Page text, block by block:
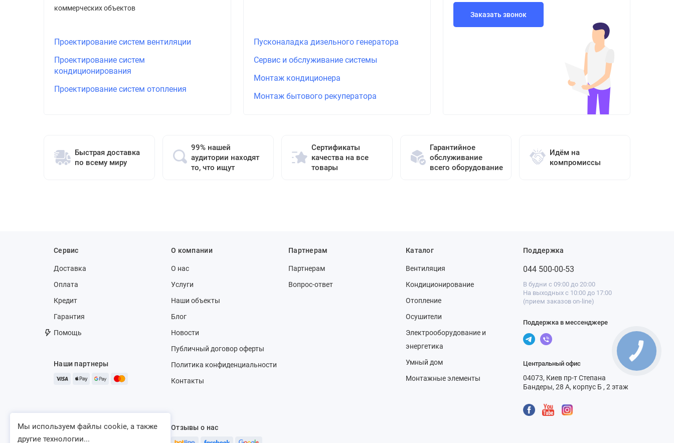
коммерческих объектов
Проектирование систем вентиляции
Проектирование систем
кондиционирования
Проектирование систем отопления
Пусконаладка дизельного генератора
Сервис и обслуживание системы
Монтаж кондиционера
Монтаж бытового рекуператора
Заказать звонок
Быстрая доставка
по всему миру
99% нашей
аудитории находят
то, что ищут
Сертификаты
качества на все
товары
Гарантийное
обслуживание
всего оборудование
Идём на
компромиссы
Сервис
Доставка
Оплата
Кредит
Гарантия
Помощь
Наши партнеры
О компании
О нас
Услуги
Наши объекты
Блог
Новости
Публичный договор оферты
Политика конфиденциальности
Контакты
Отзывы о нас
Партнерам
Партнерам
Вопрос-ответ
Каталог
Вентиляция
Кондиционирование
Отопление
Осушители
Электрооборудование и
энергетика
Умный дом
Монтажные элементы
Поддержка
044 500-00-53
В будни с 09:00 до 20:00
На выходных с 10:00 до 17:00
(прием заказов on-line)
Поддержка в мессенджере
Центральный офис
04073, Киев пр-т Степана
Бандеры, 28 А, корпус Б , 2 этаж
Мы используем файлы cookie, а также
другие технологии...